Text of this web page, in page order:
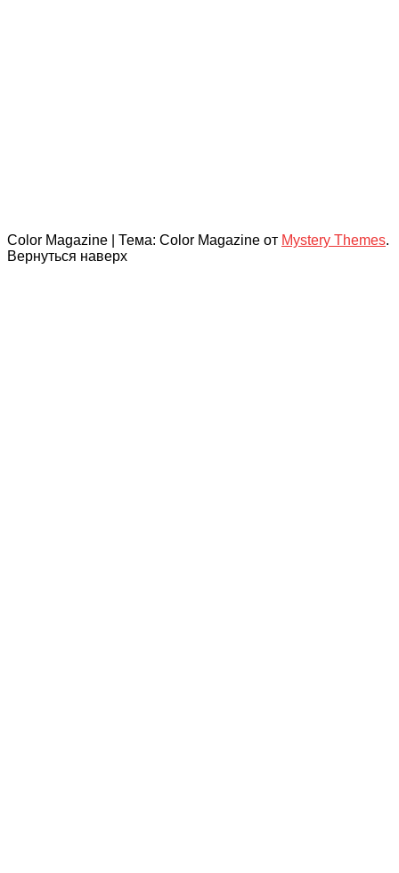
Color Magazine Тема: Color Magazine от Mystery Themes.
Вернуться наверх